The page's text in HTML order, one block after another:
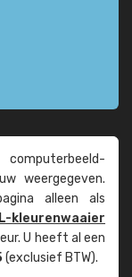
weer­gegeven.
alleen als
kleuren­waaier
U heeft al een
(exclusief BTW).